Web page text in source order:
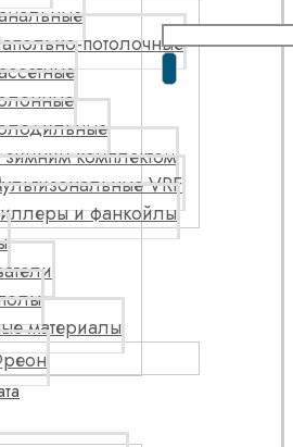
потолочные
комплектом
VRF
и фанкойлы
материалы